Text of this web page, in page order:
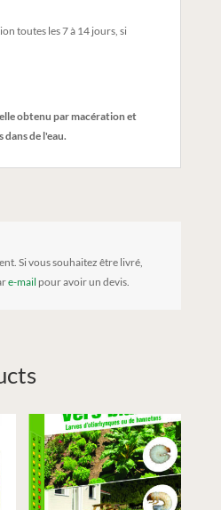
toutes les 7 à 14 jours, si
obtenu par macération et
de l'eau.
Si vous souhaitez être livré,
e-mail pour avoir un devis.